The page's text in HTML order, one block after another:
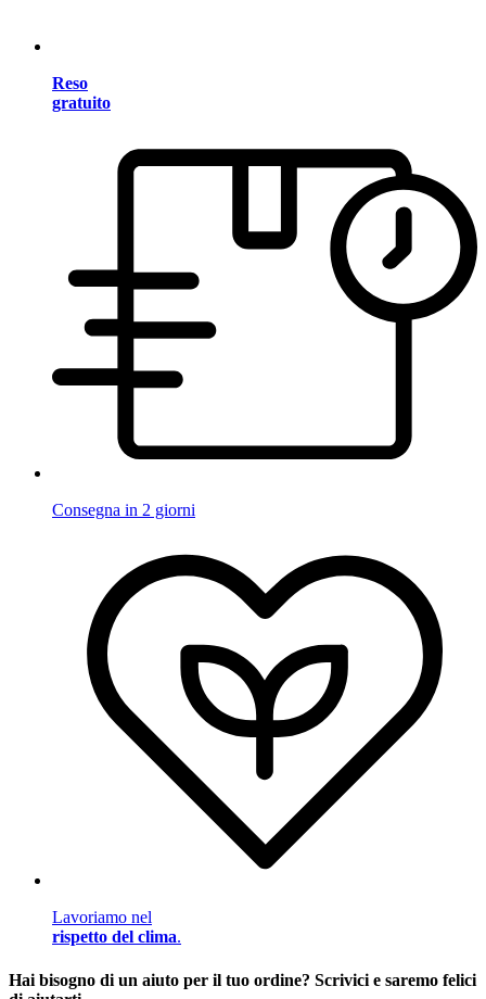
Reso
gratuito
Consegna in 2 giorni
Lavoriamo nel
rispetto del clima.
Hai bisogno di un aiuto per il tuo ordine? Scrivici e saremo felici